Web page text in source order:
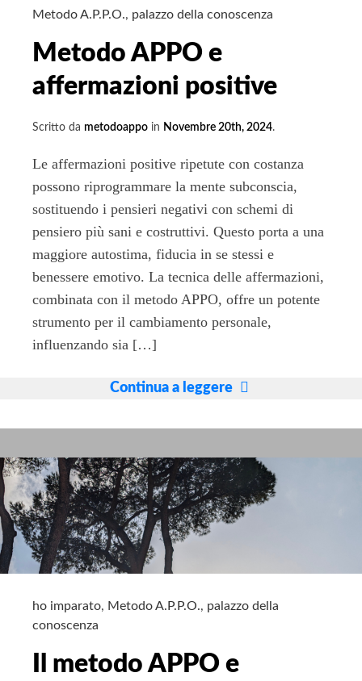
Metodo A.P.P.O., palazzo della conoscenza
Metodo APPO e
affermazioni positive
Scritto da metodoappo in Novembre 20th, 2024.
Le affermazioni positive ripetute con costanza
possono riprogrammare la mente subconscia,
sostituendo i pensieri negativi con schemi di
pensiero più sani e costruttivi. Questo porta a una
maggiore autostima, fiducia in se stessi e
benessere emotivo. La tecnica delle affermazioni,
combinata con il metodo APPO, offre un potente
strumento per il cambiamento personale,
influenzando sia […]
Continua a leggere
e
positive
ho imparato, Metodo A.P.P.O., palazzo della
conoscenza
Il metodo APPO e